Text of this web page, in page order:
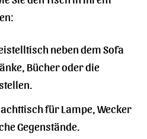
neben dem Sofa
Bücher oder die
für Lampe, Wecker
Gegenstände.